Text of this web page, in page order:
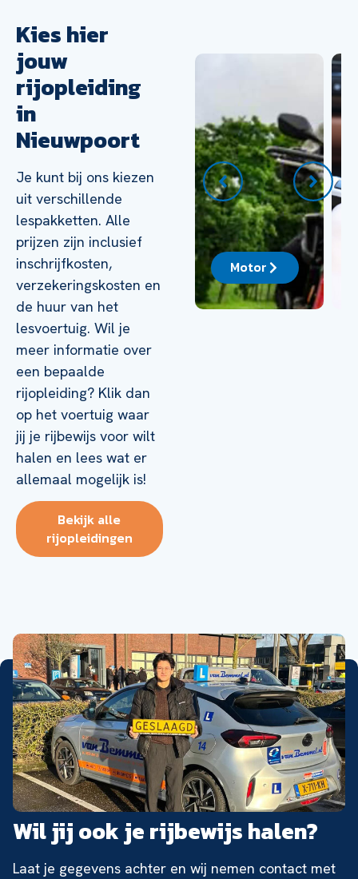
Kies hier
jouw
rijopleiding
in
Nieuwpoort
Je kunt bij ons kiezen
uit verschillende
lespakketten. Alle
prijzen zijn inclusief
inschrijfkosten,
verzekeringskosten en
de huur van het
lesvoertuig. Wil je
meer informatie over
een bepaalde
rijopleiding? Klik dan
op het voertuig waar
jij je rijbewijs voor wilt
halen en lees wat er
allemaal mogelijk is!
Bekijk alle
rijopleidingen
Auto Motor
Wil jij ook je rijbewijs halen?
Laat je gegevens achter en wij nemen contact met